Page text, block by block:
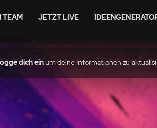
TEAM JETZT LIVE
dich einum deine Informationen zu